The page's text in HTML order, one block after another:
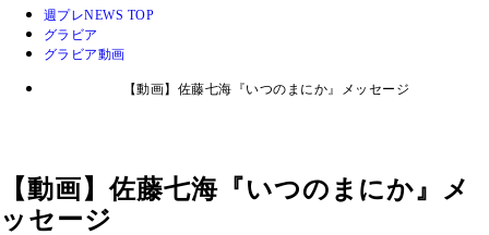
週プレNEWS TOP
グラビア
グラビア動画
【動画】佐藤七海『いつのまにか』メッセージ
【動画】佐藤七海『いつのまにか』メ
ッセージ